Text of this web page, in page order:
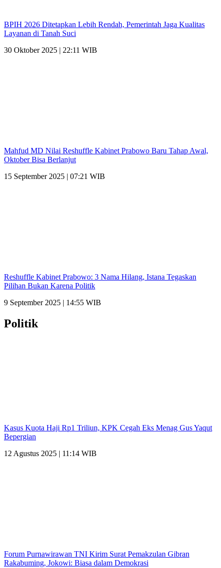
BPIH 2026 Ditetapkan Lebih Rendah, Pemerintah Jaga Kualitas
Layanan di Tanah Suci
30 Oktober 2025 | 22:11 WIB
Mahfud MD Nilai Reshuffle Kabinet Prabowo Baru Tahap Awal,
Oktober Bisa Berlanjut
15 September 2025 | 07:21 WIB
Reshuffle Kabinet Prabowo: 3 Nama Hilang, Istana Tegaskan
Pilihan Bukan Karena Politik
9 September 2025 | 14:55 WIB
Politik
Kasus Kuota Haji Rp1 Triliun, KPK Cegah Eks Menag Gus Yaqut
Bepergian
12 Agustus 2025 | 11:14 WIB
Forum Purnawirawan TNI Kirim Surat Pemakzulan Gibran
Rakabuming, Jokowi: Biasa dalam Demokrasi